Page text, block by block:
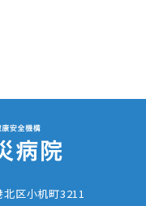
区小机町3211